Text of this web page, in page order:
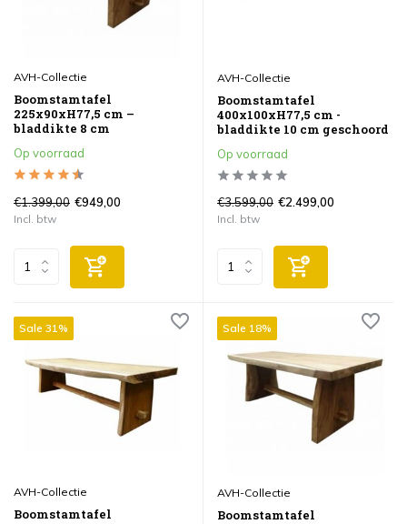
AVH-Collectie
Boomstamtafel
225x90xH77,5 cm –
bladdikte 8 cm
Op voorraad
€1.399,00 €949,00
Incl. btw
AVH-Collectie
Boomstamtafel
400x100xH77,5 cm -
bladdikte 10 cm geschoord
Op voorraad
€3.599,00 €2.499,00
Incl. btw
Sale 31%
AVH-Collectie
Boomstamtafel
Sale 18%
AVH-Collectie
Boomstamtafel